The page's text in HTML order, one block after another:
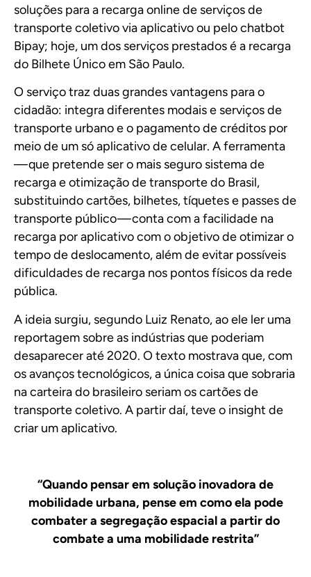
soluções para a recarga online de serviços de
transporte coletivo via aplicativo ou pelo chatbot
Bipay; hoje, um dos serviços prestados é a recarga
do Bilhete Único em São Paulo.
O serviço traz duas grandes vantagens para o
cidadão: integra diferentes modais e serviços de
transporte urbano e o pagamento de créditos por
meio de um só aplicativo de celular. A ferramenta
— que pretende ser o mais seguro sistema de
recarga e otimização de transporte do Brasil,
substituindo cartões, bilhetes, tíquetes e passes de
transporte público — conta com a facilidade na
recarga por aplicativo com o objetivo de otimizar o
tempo de deslocamento, além de evitar possíveis
dificuldades de recarga nos pontos físicos da rede
pública.
A ideia surgiu, segundo Luiz Renato, ao ele ler uma
reportagem sobre as indústrias que poderiam
desaparecer até 2020. O texto mostrava que, com
os avanços tecnológicos, a única coisa que sobraria
na carteira do brasileiro seriam os cartões de
transporte coletivo. A partir daí, teve o insight de
criar um aplicativo.
“Quando pensar em solução inovadora de
mobilidade urbana, pense em como ela pode
combater a segregação espacial a partir do
combate a uma mobilidade restrita”